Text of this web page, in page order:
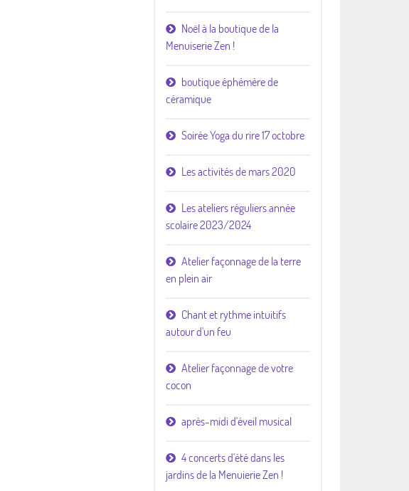
Noël à la boutique de la
Menuiserie Zen !
boutique éphémère de
céramique
Soirée Yoga du rire 17 octobre
Les activités de mars 2020
Les ateliers réguliers année
scolaire 2023/2024
Atelier façonnage de la terre
en plein air
Chant et rythme intuitifs
autour d'un feu
Atelier façonnage de votre
cocon
après-midi d'éveil musical
4 concerts d'été dans les
jardins de la Menuierie Zen !